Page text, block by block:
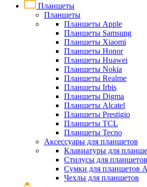
Планшеты
Планшеты
Планшеты Apple
Планшеты Samsung
Планшеты Xiaomi
Планшеты Honor
Планшеты Huawei
Планшеты Nokia
Планшеты Realme
Планшеты Irbis
Планшеты Digma
Планшеты Alcatel
Планшеты Prestigio
Планшеты TCL
Планшеты Tecno
Аксессуары для планшетов
Клавиатуры для
Стилусы для планшетов
Сумки для планшетов
Чехлы для планшетов